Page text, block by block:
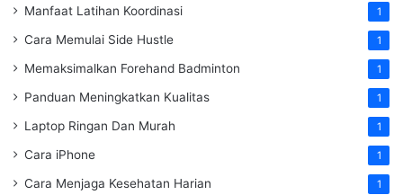
Manfaat Latihan Koordinasi 1
Cara Memulai Side Hustle 1
Memaksimalkan Forehand Badminton 1
Panduan Meningkatkan Kualitas 1
Laptop Ringan Dan Murah 1
Cara iPhone 1
Cara Menjaga Kesehatan Harian 1